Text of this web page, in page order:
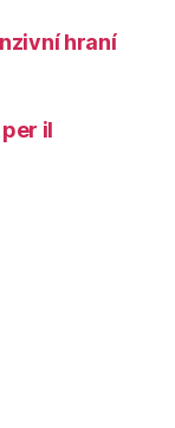
hraní
il